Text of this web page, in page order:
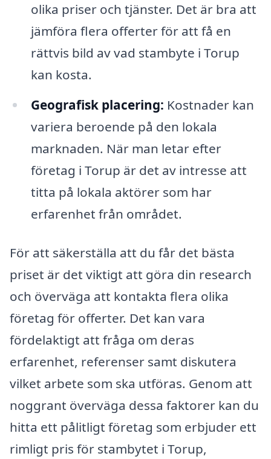
olika priser och tjänster. Det är bra att
jämföra flera offerter för att få en
rättvis bild av vad stambyte i Torup
kan kosta.
Geografisk placering: Kostnader kan
variera beroende på den lokala
marknaden. När man letar efter
företag i Torup är det av intresse att
titta på lokala aktörer som har
erfarenhet från området.
För att säkerställa att du får det bästa
priset är det viktigt att göra din research
och överväga att kontakta flera olika
företag för offerter. Det kan vara
fördelaktigt att fråga om deras
erfarenhet, referenser samt diskutera
vilket arbete som ska utföras. Genom att
noggrant överväga dessa faktorer kan du
hitta ett pålitligt företag som erbjuder ett
rimligt pris för stambytet i Torup,